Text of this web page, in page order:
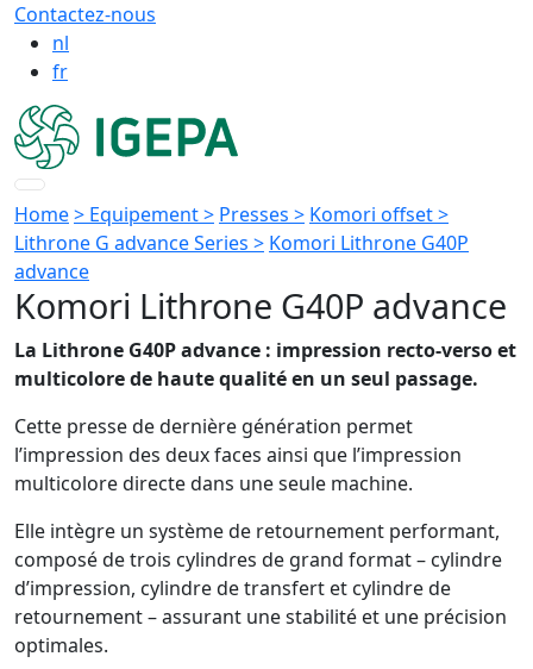
Contactez-nous
nl
fr
Home> Equipement > Presses > Komori offset >
Lithrone G advance Series > Komori Lithrone G40P
advance
Komori Lithrone G40P advance
La Lithrone G40P advance : impression recto-verso et
multicolore de haute qualité en un seul passage.
Cette presse de dernière génération permet
l’impression des deux faces ainsi que l’impression
multicolore directe dans une seule machine.
Elle intègre un système de retournement performant,
composé de trois cylindres de grand format – cylindre
d’impression, cylindre de transfert et cylindre de
retournement – assurant une stabilité et une précision
optimales.